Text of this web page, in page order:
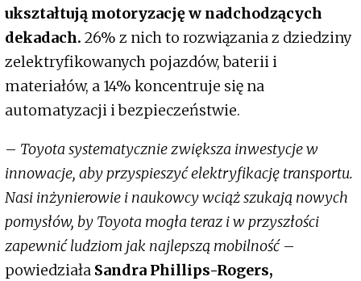
ukształtują motoryzację w nadchodzących
dekadach. 26% z nich to rozwiązania z dziedziny
zelektryfikowanych pojazdów, baterii i
materiałów, a 14% koncentruje się na
automatyzacji i bezpieczeństwie.
– Toyota systematycznie zwiększa inwestycje w
innowacje, aby przyspieszyć elektryfikację transportu.
Nasi inżynierowie i naukowcy wciąż szukają nowych
pomysłów, by Toyota mogła teraz i w przyszłości
zapewnić ludziom jak najlepszą mobilność–
powiedziała Sandra Phillips-Rogers,